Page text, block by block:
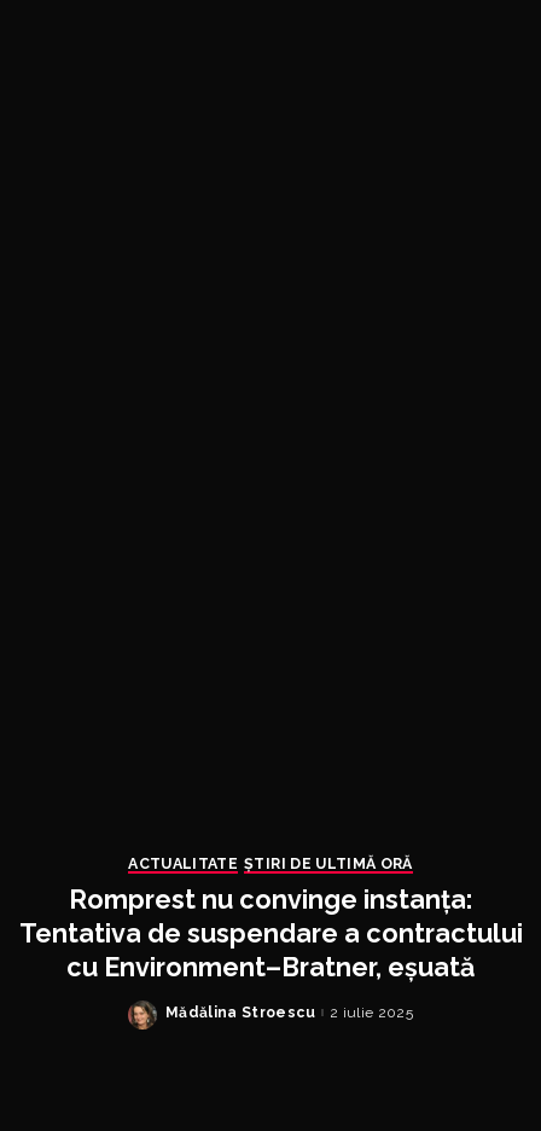
ACTUALITATE ȘTIRI DE ULTIMĂ ORĂ
Romprest nu convinge instanța:
Tentativa de suspendare a contractului
cu Environment–Bratner, eșuată
Posted
Mădălina Stroescu 2 iulie 2025